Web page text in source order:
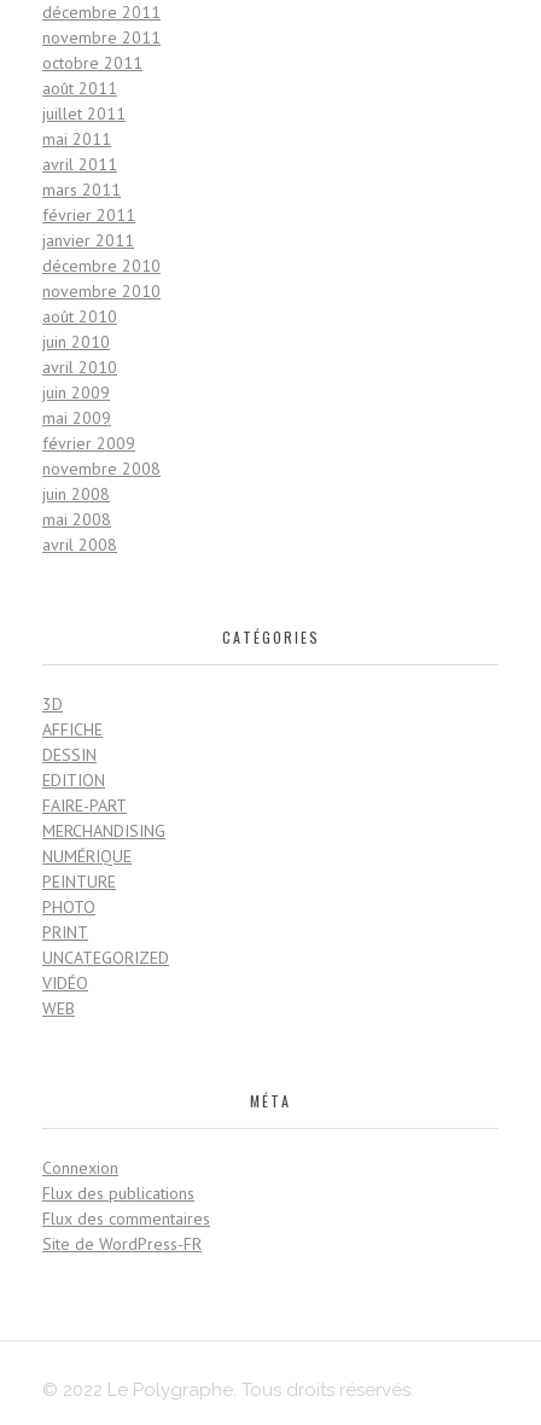
décembre 2011
novembre 2011
octobre 2011
août 2011
juillet 2011
mai 2011
avril 2011
mars 2011
février 2011
janvier 2011
décembre 2010
novembre 2010
août 2010
juin 2010
avril 2010
juin 2009
mai 2009
février 2009
novembre 2008
juin 2008
mai 2008
avril 2008
CATÉGORIES
3D
AFFICHE
DESSIN
EDITION
FAIRE-PART
MERCHANDISING
NUMÉRIQUE
PEINTURE
PHOTO
PRINT
UNCATEGORIZED
VIDÉO
WEB
MÉTA
Connexion
Flux des publications
Flux des commentaires
Site de WordPress-FR
© 2022 Le Polygraphe. Tous droits réservés.